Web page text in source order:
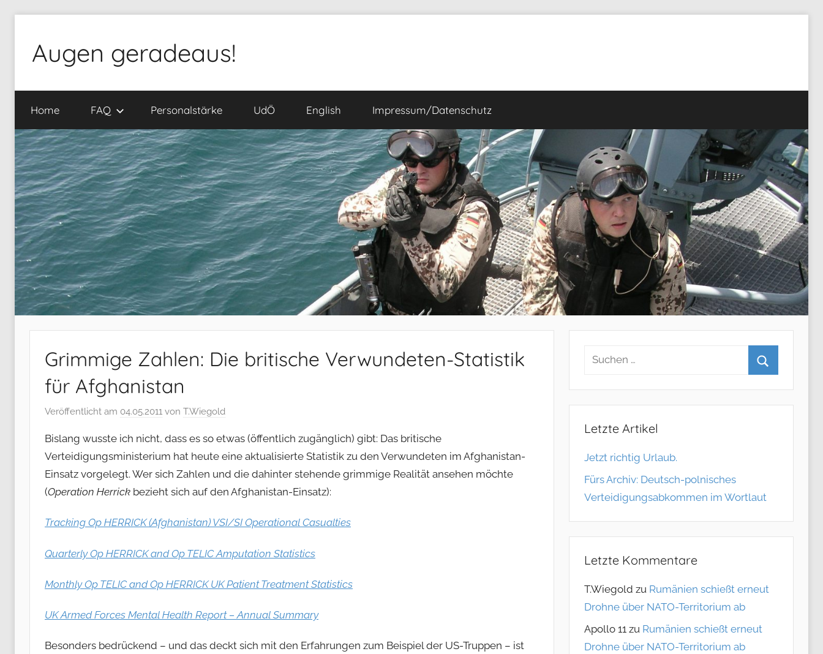
springen
Augen geradeaus!
Home FAQ Personalstärke UdÖ English Impressum/Datenschutz
Grimmige Zahlen: Die britische Verwundeten-Statistik
für Afghanistan
Veröffentlicht am 04.05.2011 von T.Wiegold
Bislang wusste ich nicht, dass es so etwas (öffentlich zugänglich) gibt: Das britische
Verteidigungsministerium hat heute eine aktualisierte Statistik zu den Verwundeten im Afghanistan-
Einsatz vorgelegt. Wer sich Zahlen und die dahinter stehende grimmige Realität ansehen möchte
(Operation Herrick bezieht sich auf den Afghanistan-Einsatz):
Tracking Op HERRICK (Afghanistan) VSI/SI Operational Casualties
Quarterly Op HERRICK and Op TELIC Amputation Statistics
Monthly Op TELIC and Op HERRICK UK Patient Treatment Statistics
UK Armed Forces Mental Health Report – Annual Summary
Besonders bedrückend – und das deckt sich mit den Erfahrungen zum Beispiel der US-Truppen – ist
Letzte Artikel
Jetzt richtig Urlaub.
Fürs Archiv: Deutsch-polnisches
Verteidigungsabkommen im Wortlaut
Letzte Kommentare
T.Wiegold zu Rumänien schießt erneut
Drohne über NATO-Territorium ab
Apollo 11zu Rumänien schießt erneut
Drohne über NATO-Territorium ab